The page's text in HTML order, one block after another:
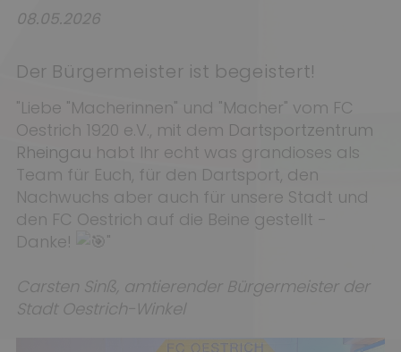
08.05.2026
Der Bürgermeister ist begeistert!
"Liebe "Macherinnen" und "Macher" vom FC
Oestrich 1920 e.V., mit dem Dartsportzentrum
Rheingau habt Ihr echt was grandioses als
Team für Euch, für den Dartsport, den
Nachwuchs aber auch für unsere Stadt und
den FC Oestrich auf die Beine gestellt -
Danke!
"
Carsten Sinß, amtierender Bürgermeister der
Stadt Oestrich-Winkel